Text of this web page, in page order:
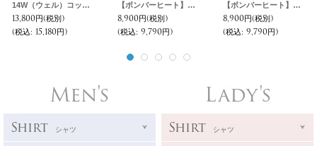
14W（ウェル）コットンコーディロイ「マンチェスター」3ボタン ロガージャケット【MADE IN JAPAN】『日本製』/ Upscape Audience
13,800円(税別)
(税込: 15,180円)
【ボンバーヒート】爆暖コーディロイ ハイネック【MADE IN JAPAN】『日本製』 / Upscape Audience
8,900円(税別)
(税込: 9,790円)
【ボンバーヒート】爆暖コーディロイ ハイネック【MADE IN JAPAN】『日本製』 / Upscape Audience
8,900円(税別)
(税込: 9,790円)
Men's
Shirt シャツ
Lady's
Shirt シャツ